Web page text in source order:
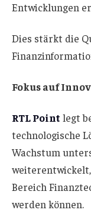
Entwicklungen
Dies stärkt die
Fokus auf
RTL Point legt
technologische
Wachstum
Bereich
werden können.